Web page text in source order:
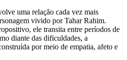
uma relação cada vez mais
vivido por Tahar Rahim.
ele transita entre períodos de
diante das dificuldades, a
por meio de empatia, afeto e